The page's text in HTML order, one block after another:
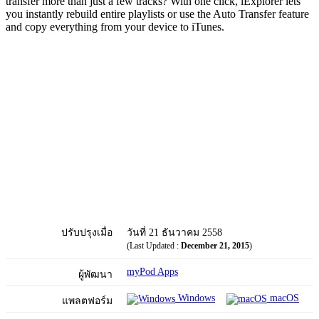
you instantly rebuild entire playlists or use the Auto Transfer feature
and copy everything from your device to iTunes.
ปรับปรุงเมื่อ วันที่ 21 ธันวาคม 2558
(Last Updated : December 21, 2015)
ผู้พัฒนา myPod Apps
แพลตฟอร์ม Windows macOS